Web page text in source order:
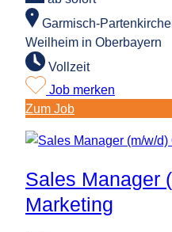
Garmisch-
Weilheim in Oberbayern
Vollzeit
Job merken
Zum Job:
Manager
Online
Marketing
Sales Manager
Marketing